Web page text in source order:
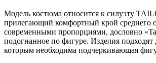
Модель костюма относится к силуэту
прилегающий комфортный крой среднего
современными пропорциями, дословно
подогнанное по фигуре. Изделия
которым необходима подчеркивающая